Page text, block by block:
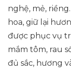
nghệ, mẻ,
hoa, giữ lại
được phục vụ
mắm tôm, rau
đủ sắc, hương